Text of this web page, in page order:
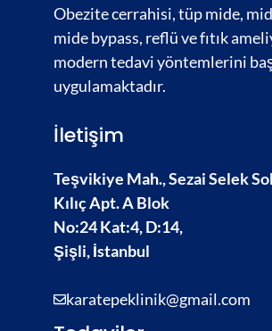
Obezite cerrahisi,tüp mide,
mide bypass, reflü ve fıtık
modern tedavi yöntemlerini
uygulamaktadır.
İletişim
Teşvikiye Mah., Sezai Selek
Kılıç Apt. A Blok
No:24 Kat:4, D:14,
Şişli, İstanbul
karatepeklinik@gmail.com